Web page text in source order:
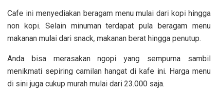
Cafe ini menyediakan beragam menu mulai dari kopi hingga
non kopi. Selain minuman terdapat pula beragam menu
makanan mulai dari snack, makanan berat hingga penutup.
Anda bisa merasakan ngopi yang sempurna sambil
menikmati sepiring camilan hangat di kafe ini. Harga menu
di sini juga cukup murah mulai dari 23.000 saja.